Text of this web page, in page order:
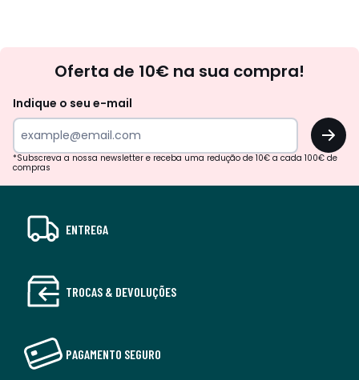
Oferta de 10€ na sua compra!
Indique o seu e-mail
OK
*Subscreva a nossa newsletter e receba uma redução de 10€ a cada 100€ de
compras
ENTREGA
TROCAS & DEVOLUÇÕES
PAGAMENTO SEGURO